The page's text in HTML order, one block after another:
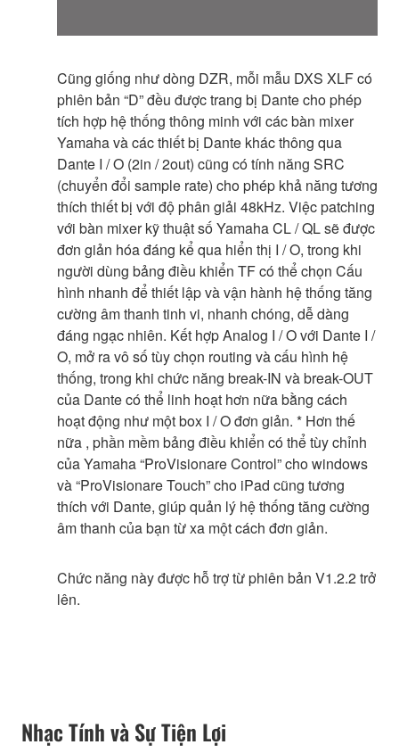
Cũng giống như dòng DZR, mỗi mẫu DXS XLF có
phiên bản “D” đều được trang bị Dante cho phép
tích hợp hệ thống thông minh với các bàn mixer
Yamaha và các thiết bị Dante khác thông qua
Dante I / O (2in / 2out) cũng có tính năng SRC
(chuyển đổi sample rate) cho phép khả năng tương
thích thiết bị với độ phân giải 48kHz. Việc patching
với bàn mixer kỹ thuật số Yamaha CL / QL sẽ được
đơn giản hóa đáng kể qua hiển thị I / O, trong khi
người dùng bảng điều khiển TF có thể chọn Cấu
hình nhanh để thiết lập và vận hành hệ thống tăng
cường âm thanh tinh vi, nhanh chóng, dễ dàng
đáng ngạc nhiên. Kết hợp Analog I / O với Dante I /
O, mở ra vô số tùy chọn routing và cấu hình hệ
thống, trong khi chức năng break-IN và break-OUT
của Dante có thể linh hoạt hơn nữa bằng cách
hoạt động như một box I / O đơn giản. * Hơn thế
nữa , phần mềm bảng điều khiển có thể tùy chỉnh
của Yamaha “ProVisionare Control” cho windows
và “ProVisionare Touch” cho iPad cũng tương
thích với Dante, giúp quản lý hệ thống tăng cường
âm thanh của bạn từ xa một cách đơn giản.
Chức năng này được hỗ trợ từ phiên bản V1.2.2 trở
lên.
Nhạc Tính và Sự Tiện Lợi